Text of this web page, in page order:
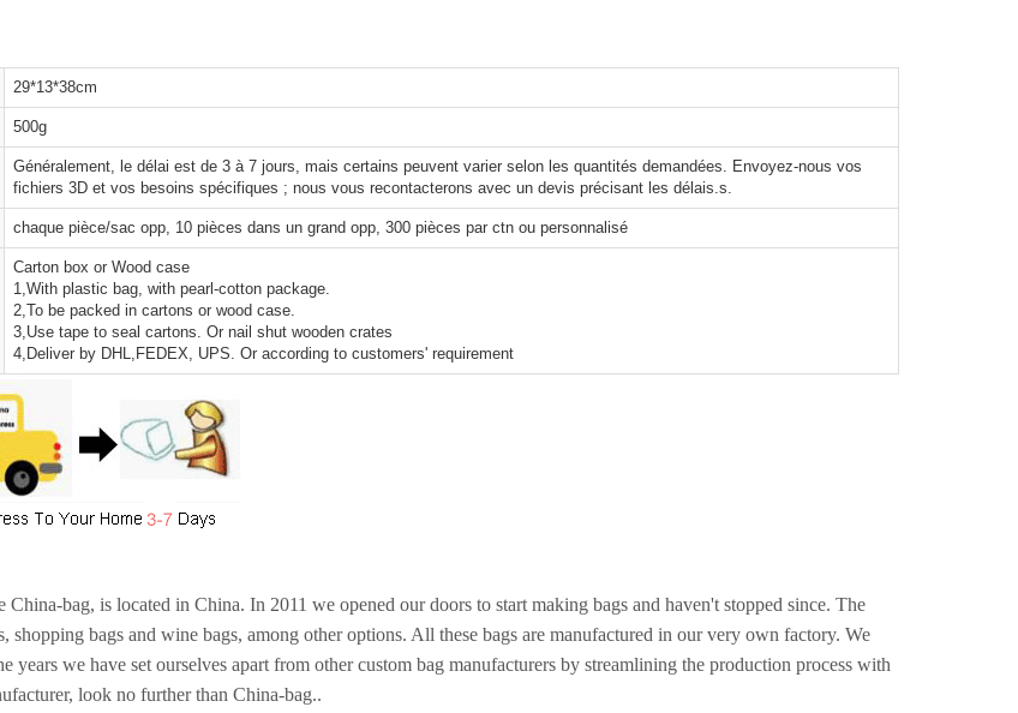
29*13*38cm
500g
Généralement, le délai est de 3 à 7 jours, mais certains peuvent varier selon les quantités demandées. Envoyez-nous vos
fichiers 3D et vos besoins spécifiques ; nous vous recontacterons avec un devis précisant les délais.s.
chaque pièce/sac opp, 10 pièces dans un grand opp, 300 pièces par ctn ou personnalisé
Carton box or Wood case
1,With plastic bag, with pearl-cotton package.
2,To be packed in cartons or wood case.
3,Use tape to seal cartons. Or nail shut wooden crates
4,Deliver by DHL,FEDEX, UPS. Or according to customers' requirement
bag, is located in China. In 2011 we opened our doors to start making bags and haven't stopped since. The
shopping bags and wine bags, among other options. All these bags are manufactured in our very own factory. We
we have set ourselves apart from other custom bag manufacturers by streamlining the production process with
look no further than China-bag..